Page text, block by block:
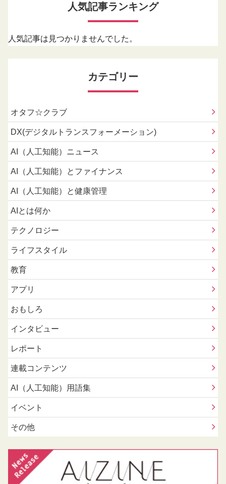
人気記事ランキング
人気記事は見つかりませんでした。
カテゴリー
オタフ☆クラブ
DX(デジタルトランスフォーメーション)
AI（人工知能）ニュース
AI（人工知能）とファイナンス
AI（人工知能）と健康管理
AIとは何か
テクノロジー
ライフスタイル
教育
アプリ
おもしろ
インタビュー
レポート
連載コンテンツ
AI（人工知能）用語集
イベント
その他